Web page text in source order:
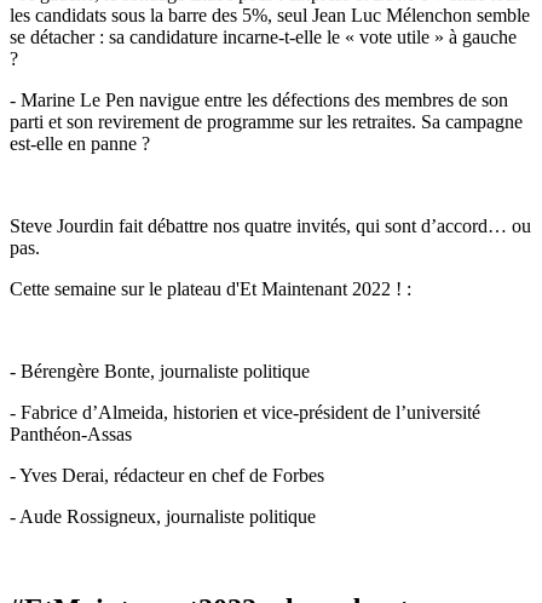
les candidats sous la barre des 5%, seul Jean Luc Mélenchon semble
se détacher : sa candidature incarne-t-elle le « vote utile » à gauche
?
- Marine Le Pen navigue entre les défections des membres de son
parti et son revirement de programme sur les retraites. Sa campagne
est-elle en panne ?
Steve Jourdin fait débattre nos quatre invités, qui sont d’accord… ou
pas.
Cette semaine sur le plateau d'Et Maintenant 2022 ! :
- Bérengère Bonte, journaliste politique
- Fabrice d’Almeida, historien et vice-président de l’université
Panthéon-Assas
- Yves Derai, rédacteur en chef de Forbes
- Aude Rossigneux, journaliste politique